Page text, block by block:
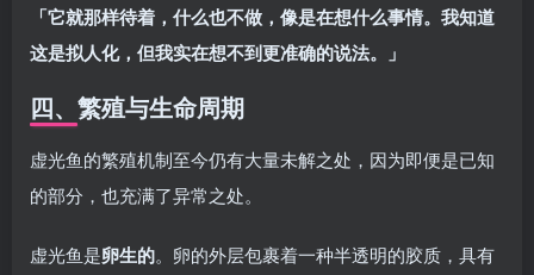
「它就那样待着，什么也不做，像是在想什么事情。我知道
这是拟人化，但我实在想不到更准确的说法。」
四、繁殖与生命周期
虚光鱼的繁殖机制至今仍有大量未解之处，因为即便是已知
的部分，也充满了异常之处。
虚光鱼是卵生的。卵的外层包裹着一种半透明的胶质，具有